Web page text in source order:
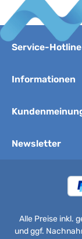
Service-Hotline
Informationen
Newsletter
Alle Preise inkl.
und ggf.